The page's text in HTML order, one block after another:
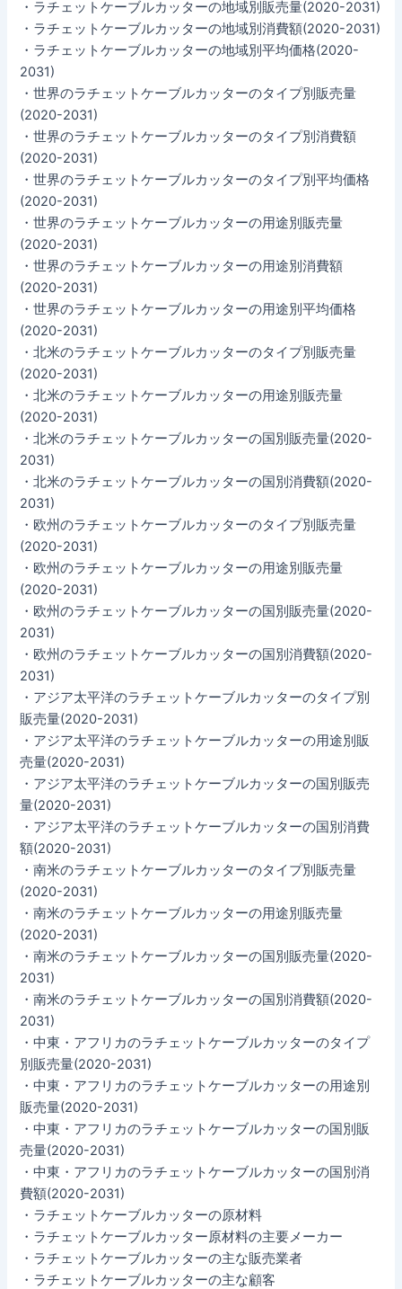
・ラチェットケーブルカッターの地域別販売量(2020-2031)
・ラチェットケーブルカッターの地域別消費額(2020-2031)
・ラチェットケーブルカッターの地域別平均価格(2020-
2031)
・世界のラチェットケーブルカッターのタイプ別販売量
(2020-2031)
・世界のラチェットケーブルカッターのタイプ別消費額
(2020-2031)
・世界のラチェットケーブルカッターのタイプ別平均価格
(2020-2031)
・世界のラチェットケーブルカッターの用途別販売量
(2020-2031)
・世界のラチェットケーブルカッターの用途別消費額
(2020-2031)
・世界のラチェットケーブルカッターの用途別平均価格
(2020-2031)
・北米のラチェットケーブルカッターのタイプ別販売量
(2020-2031)
・北米のラチェットケーブルカッターの用途別販売量
(2020-2031)
・北米のラチェットケーブルカッターの国別販売量(2020-
2031)
・北米のラチェットケーブルカッターの国別消費額(2020-
2031)
・欧州のラチェットケーブルカッターのタイプ別販売量
(2020-2031)
・欧州のラチェットケーブルカッターの用途別販売量
(2020-2031)
・欧州のラチェットケーブルカッターの国別販売量(2020-
2031)
・欧州のラチェットケーブルカッターの国別消費額(2020-
2031)
・アジア太平洋のラチェットケーブルカッターのタイプ別
販売量(2020-2031)
・アジア太平洋のラチェットケーブルカッターの用途別販
売量(2020-2031)
・アジア太平洋のラチェットケーブルカッターの国別販売
量(2020-2031)
・アジア太平洋のラチェットケーブルカッターの国別消費
額(2020-2031)
・南米のラチェットケーブルカッターのタイプ別販売量
(2020-2031)
・南米のラチェットケーブルカッターの用途別販売量
(2020-2031)
・南米のラチェットケーブルカッターの国別販売量(2020-
2031)
・南米のラチェットケーブルカッターの国別消費額(2020-
2031)
・中東・アフリカのラチェットケーブルカッターのタイプ
別販売量(2020-2031)
・中東・アフリカのラチェットケーブルカッターの用途別
販売量(2020-2031)
・中東・アフリカのラチェットケーブルカッターの国別販
売量(2020-2031)
・中東・アフリカのラチェットケーブルカッターの国別消
費額(2020-2031)
・ラチェットケーブルカッターの原材料
・ラチェットケーブルカッター原材料の主要メーカー
・ラチェットケーブルカッターの主な販売業者
・ラチェットケーブルカッターの主な顧客